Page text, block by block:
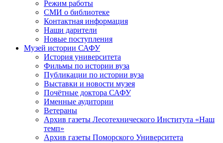
Режим работы
СМИ о библиотеке
Контактная информация
Наши дарители
Новые поступления
Музей истории САФУ
История университета
Фильмы по истории вуза
Публикации по истории вуза
Выставки и новости музея
Почётные доктора САФУ
Именные аудитории
Ветераны
Архив газеты Лесотехнического Института «Наш
темп»
Архив газеты Поморского Университета